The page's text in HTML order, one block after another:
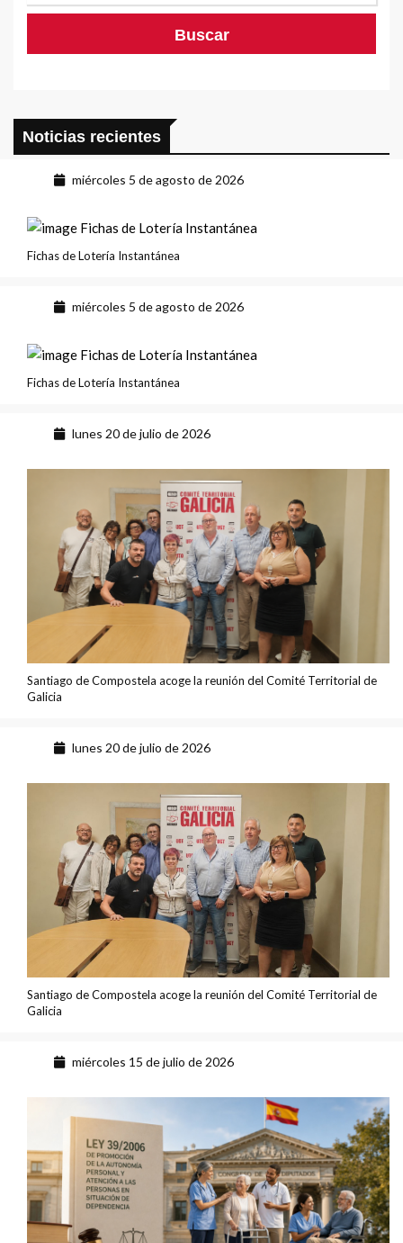
Noticias recientes
miércoles 5 de agosto de 2026
Fichas de Lotería Instantánea
miércoles 5 de agosto de 2026
Fichas de Lotería Instantánea
lunes 20 de julio de 2026
Santiago de Compostela acoge la reunión del Comité Territorial de
Galicia
lunes 20 de julio de 2026
Santiago de Compostela acoge la reunión del Comité Territorial de
Galicia
miércoles 15 de julio de 2026